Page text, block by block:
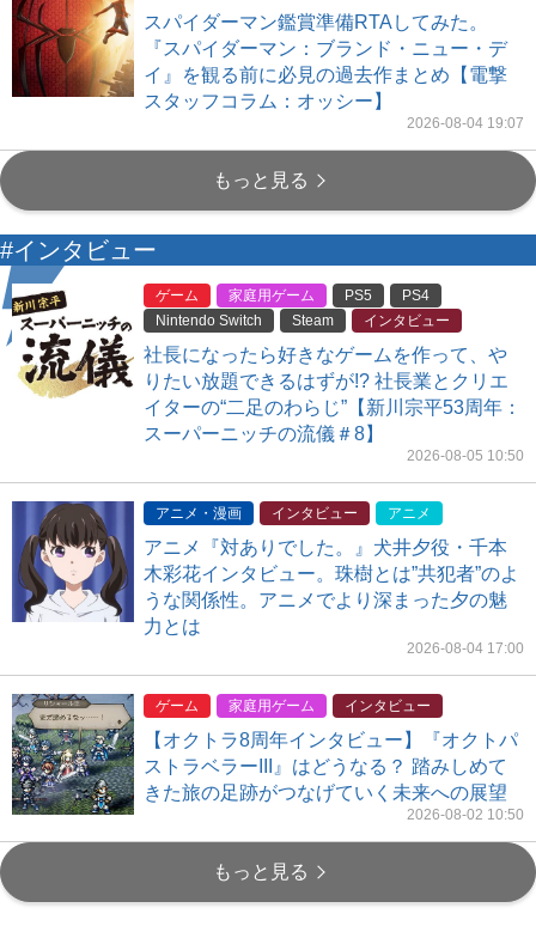
スパイダーマン鑑賞準備RTAしてみた。
『スパイダーマン：ブランド・ニュー・デ
イ』を観る前に必見の過去作まとめ【電撃
スタッフコラム：オッシー】
2026-08-04 19:07
もっと見る
#インタビュー
ゲーム 家庭用ゲーム PS5
PS4
Nintendo Switch
Steam インタビュー
社長になったら好きなゲームを作って、や
りたい放題できるはずが!? 社長業とクリエ
イターの“二足のわらじ”【新川宗平53周年：
スーパーニッチの流儀＃8】
2026-08-05 10:50
アニメ・漫画 インタビュー アニメ
アニメ『対ありでした。』犬井夕役・千本
木彩花インタビュー。珠樹とは”共犯者”のよ
うな関係性。アニメでより深まった夕の魅
力とは
2026-08-04 17:00
ゲーム 家庭用ゲーム インタビュー
【オクトラ8周年インタビュー】『オクトパ
ストラベラーIII』はどうなる？ 踏みしめて
きた旅の足跡がつなげていく未来への展望
2026-08-02 10:50
もっと見る